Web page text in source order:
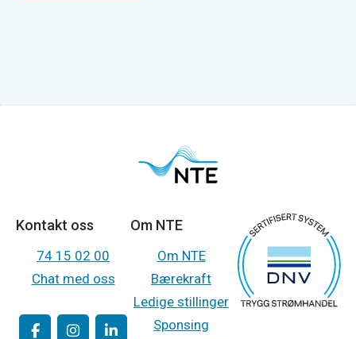
Kontakt oss
74 15 02 00
Chat med oss
Om NTE
Om NTE
Bærekraft
Ledige stillinger
Sponsing